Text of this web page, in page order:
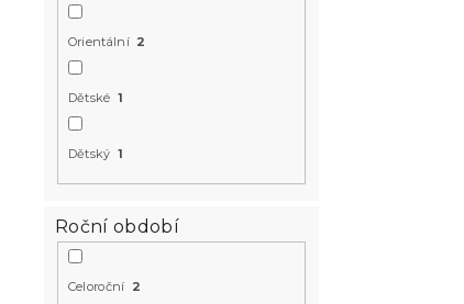
Orientální 2
Dětské 1
Dětský 1
Roční období
Celoroční 2